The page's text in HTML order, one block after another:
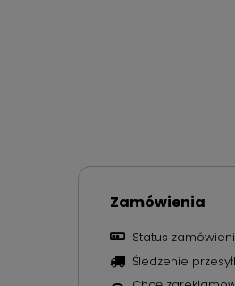
Zamówienia
Status
Śledzenie